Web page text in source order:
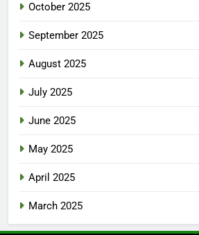
October 2025
September 2025
August 2025
July 2025
June 2025
May 2025
April 2025
March 2025